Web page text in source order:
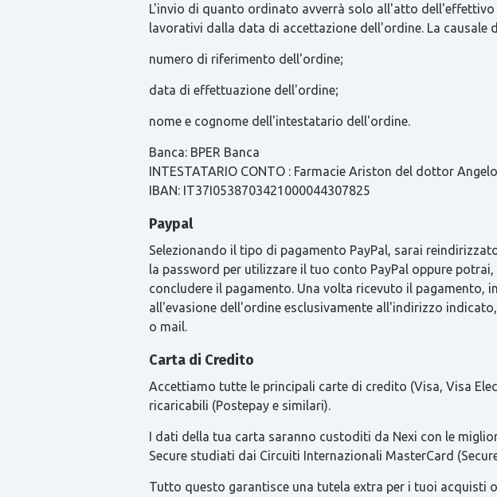
L'invio di quanto ordinato avverrà solo all'atto
lavorativi dalla data di accettazione dell'ordine. La
numero di riferimento dell'ordine;
data di effettuazione dell'ordine;
nome e cognome dell'intestatario dell'ordine.
Banca: BPER Banca
INTESTATARIO CONTO : Farmacie Ariston del dottor
IBAN: IT37I0538703421000044307825
Paypal
Selezionando il tipo di pagamento PayPal, sarai
la password per utilizzare il tuo conto PayPal oppure
concludere il pagamento. Una volta ricevuto il pagamento,
all'evasione dell'ordine esclusivamente all'indirizzo
o mail.
Carta di Credito
Accettiamo tutte le principali carte di credito (Visa, Visa
ricaricabili (Postepay e similari).
I dati della tua carta saranno custoditi da Nexi con le
Secure studiati dai Circuiti Internazionali MasterCard
Tutto questo garantisce una tutela extra per i tuoi acquisti